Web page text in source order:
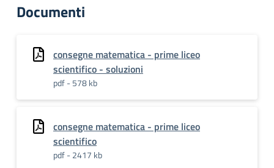
Documenti
consegne matematica - prime liceo
scientifico - soluzioni
pdf - 578 kb
consegne matematica - prime liceo
scientifico
pdf - 2417 kb